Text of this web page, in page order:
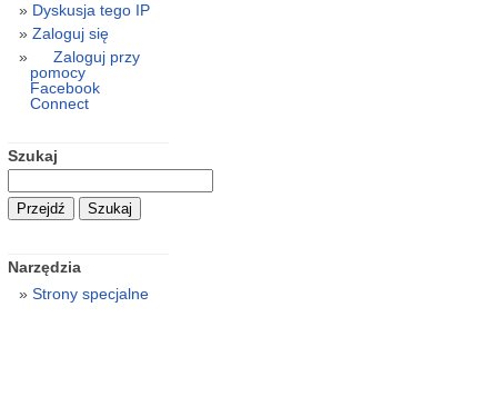
Dyskusja tego IP
Zaloguj się
Zaloguj przy
pomocy
Facebook
Connect
Szukaj
Narzędzia
Strony specjalne